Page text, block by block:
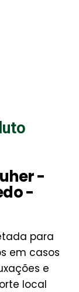
-
-
para
em casos
e
local